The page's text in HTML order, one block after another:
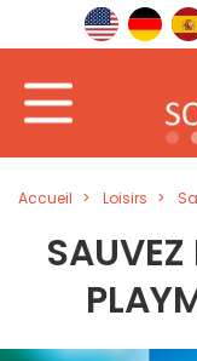
Accueil Loisirs
SAUVEZ